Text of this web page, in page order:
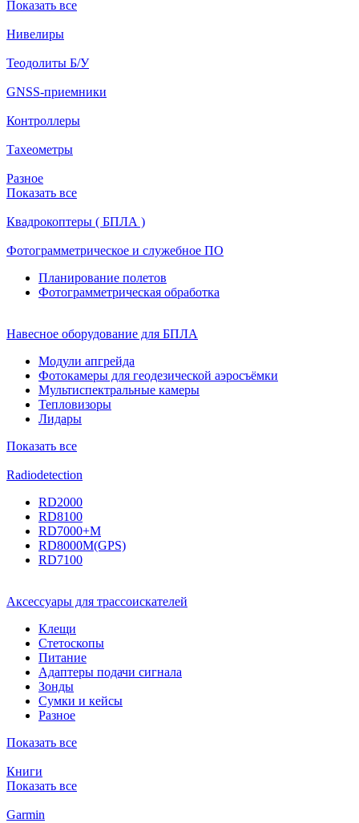
Показать все
Нивелиры
Теодолиты Б/У
GNSS-приемники
Контроллеры
Тахеометры
Разное
Показать все
Квадрокоптеры ( БПЛА )
Фотограмметрическое и служебное ПО
Планирование полетов
Фотограмметрическая обработка
Навесное оборудование для БПЛА
Модули апгрейда
Фотокамеры для геодезической аэросъёмки
Мультиспектральные камеры
Тепловизоры
Лидары
Показать все
Radiodetection
RD2000
RD8100
RD7000+M
RD8000M(GPS)
RD7100
Аксессуары для трассоискателей
Клещи
Стетоскопы
Питание
Адаптеры подачи сигнала
Зонды
Сумки и кейсы
Разное
Показать все
Книги
Показать все
Garmin